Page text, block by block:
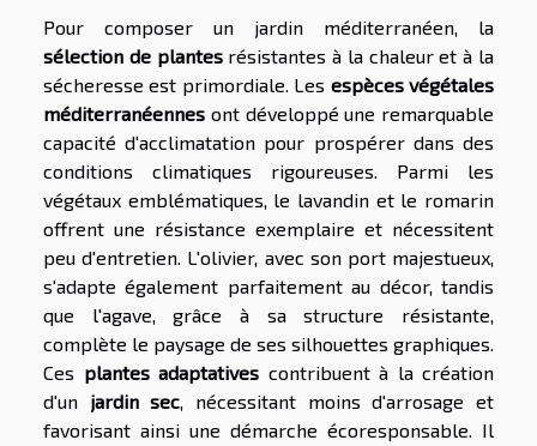
Pour composer un jardin méditerranéen, la
sélection de plantesrésistantes à la chaleur et à la
sécheresse est primordiale. Les espèces végétales
méditerranéennes ont développé une remarquable
capacité d'acclimatation pour prospérer dans des
conditions climatiques rigoureuses. Parmi les
végétaux emblématiques, le lavandin et le romarin
offrent une résistance exemplaire et nécessitent
peu d'entretien. L'olivier, avec son port majestueux,
s'adapte également parfaitement au décor, tandis
que l'agave, grâce à sa structure résistante,
complète le paysage de ses silhouettes graphiques.
Ces plantes adaptatives contribuent à la création
d'un jardin sec, nécessitant moins d'arrosage et
favorisant ainsi une démarche écoresponsable. Il